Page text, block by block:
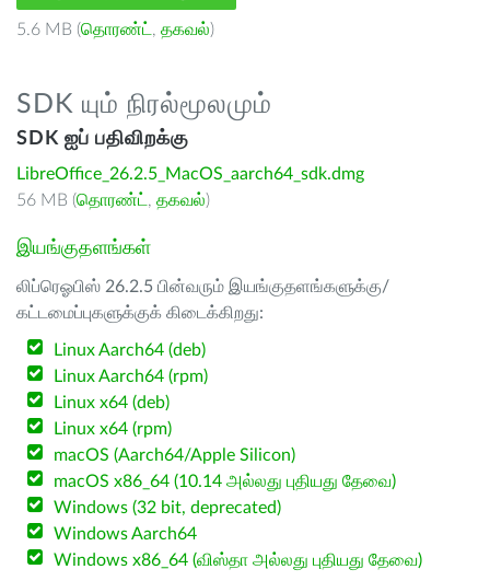
5.6 MB (தொரண்ட் , தகவல்)
SDK யும் நிரல்மூலமும்
SDK ஐப் பதிவிறக்கு
LibreOffice_26.2.5_MacOS_aarch64_sdk.dmg
56 MB (தொரண்ட் , தகவல்)
இயங்குதளங்கள்
லிப்ரெஓபிஸ் 26.2.5 பின்வரும் இயங்குதளங்களுக்கு/
கட்டமைப்புகளுக்குக் கிடைக்கிறது:
Linux Aarch64 (deb)
Linux Aarch64 (rpm)
Linux x64 (deb)
Linux x64 (rpm)
macOS (Aarch64/Apple Silicon)
macOS x86_64 (10.14 அல்லது புதியது தேவை)
Windows (32 bit, deprecated)
Windows Aarch64
Windows x86_64 (விஸ்தா அல்லது புதியது தேவை)